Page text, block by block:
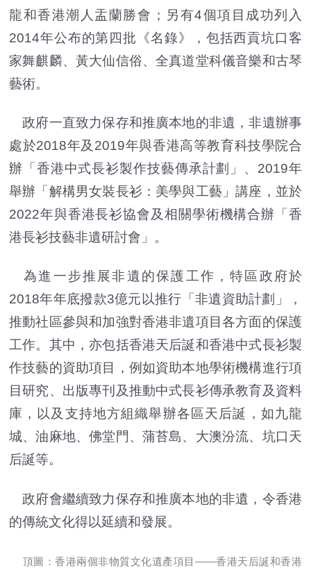
龍和香港潮人盂蘭勝會；另有4個項目成功列入
2014年公布的第四批《名錄》，包括西貢坑口客
家舞麒麟、黃大仙信俗、全真道堂科儀音樂和古琴
藝術。
政府一直致力保存和推廣本地的非遺，非遺辦事
處於2018年及2019年與香港高等教育科技學院合
辦「香港中式長衫製作技藝傳承計劃」、2019年
舉辦「解構男女裝長衫：美學與工藝」講座，並於
2022年與香港長衫協會及相關學術機構合辦「香
港長衫技藝非遺研討會」。
為進一步推展非遺的保護工作，特區政府於
2018年年底撥款3億元以推行「非遺資助計劃」，
推動社區參與和加強對香港非遺項目各方面的保護
工作。其中，亦包括香港天后誕和香港中式長衫製
作技藝的資助項目，例如資助本地學術機構進行項
目研究、出版專刊及推動中式長衫傳承教育及資料
庫，以及支持地方組織舉辦各區天后誕，如九龍
城、油麻地、佛堂門、蒲苔島、大澳汾流、坑口天
后誕等。
政府會繼續致力保存和推廣本地的非遺，令香港
的傳統文化得以延續和發展。
頂圖：香港兩個非物質文化遺產項目——香港天后誕和香港